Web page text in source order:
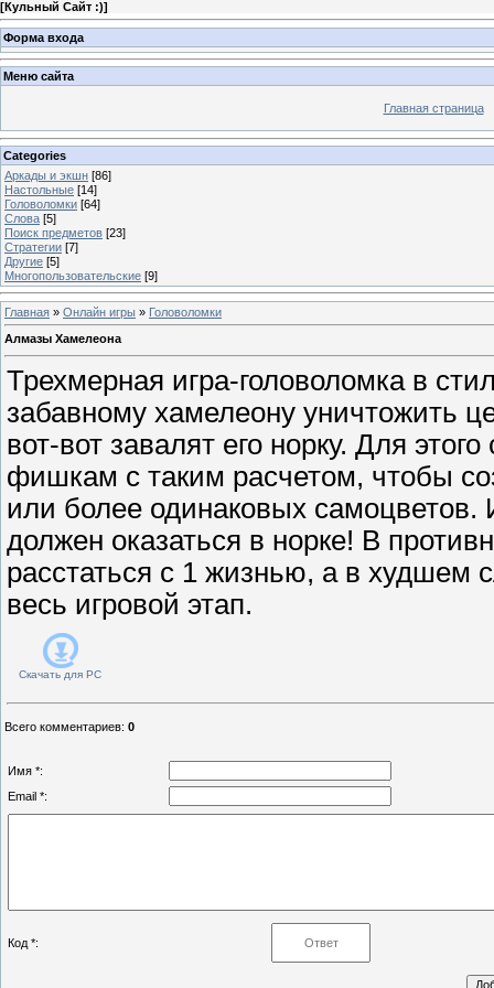
[Кульный Сайт :)]
Форма входа
Меню сайта
Главная страница
Categories
Аркады и экшн [86]
Настольные [14]
Головоломки [64]
Слова [5]
Поиск предметов [23]
Стратегии [7]
Другие [5]
Многопользовательские [9]
Главная » Онлайн игры » Головоломки
Алмазы Хамелеона
Трехмерная игра-головоломка в
забавному хамелеону уничтожить
вот-вот завалят его норку. Для
фишкам с таким расчетом, чтобы
или более одинаковых
должен оказаться в норке! В
расстаться с 1 жизнью, а в худшем
весь игровой этап.
Скачать для PC
Всего комментариев: 0
Имя *:
Email *:
Код *: